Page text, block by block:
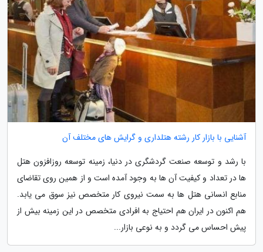
آشنایی با بازار کار رشته هتلداری و گرایش های مختلف آن
با رشد و توسعه صنعت گردشگری در دنیا، زمینه توسعه روزافزون هتل
ها در تعداد و کیفیت آن ها به وجود آمده است و از همین روی تقاضای
منابع انسانی هتل ها به سمت نیروی کار متخصص نیز سوق می یابد.
هم اکنون در ایران هم احتیاج به افرادی متخصص در این زمینه بیش از
پیش احساس می گردد و به نوعی بازار...